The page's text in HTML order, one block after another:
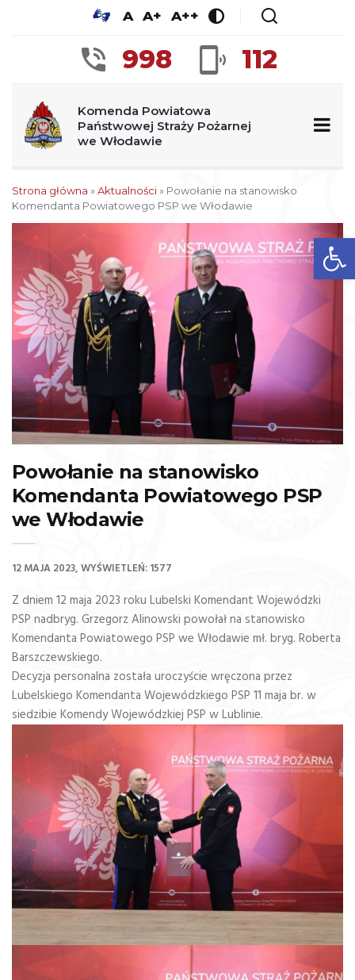
A A+ A++
998 112
Komenda Powiatowa
Państwowej Straży Pożarnej
we Włodawie
Strona główna »Aktualności» Powołanie na stanowisko
Komendanta Powiatowego PSP we Włodawie
Powołanie na stanowisko
Komendanta Powiatowego PSP
we Włodawie
12 MAJA 2023 WYŚWIETLEŃ: 1577
Z dniem 12 maja 2023 roku Lubelski Komendant Wojewódzki
PSP nadbryg. Grzegorz Alinowski powołał na stanowisko
Komendanta Powiatowego PSP we Włodawie mł. bryg. Roberta
Barszczewskiego.
Decyzja personalna została uroczyście wręczona przez
Lubelskiego Komendanta Wojewódzkiego PSP 11 maja br. w
siedzibie Komendy Wojewódzkiej PSP w Lublinie.